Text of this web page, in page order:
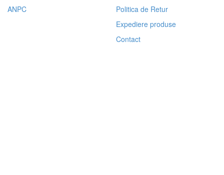
ANPC
Politica de Retur
Expediere produse
Contact